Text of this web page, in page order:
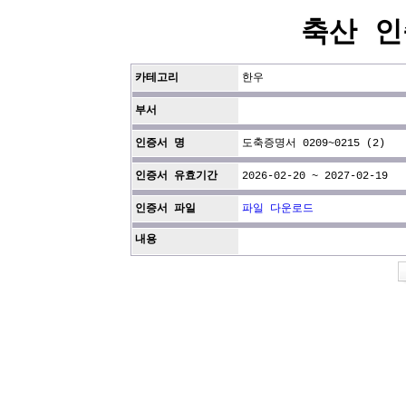
축산
카테고리 한우
부서
인증서 명 도축증명서 0209~0215 (2)
인증서 유효기간 2026-02-20 ~ 2027-02-19
인증서 파일 파일 다운로드
내용